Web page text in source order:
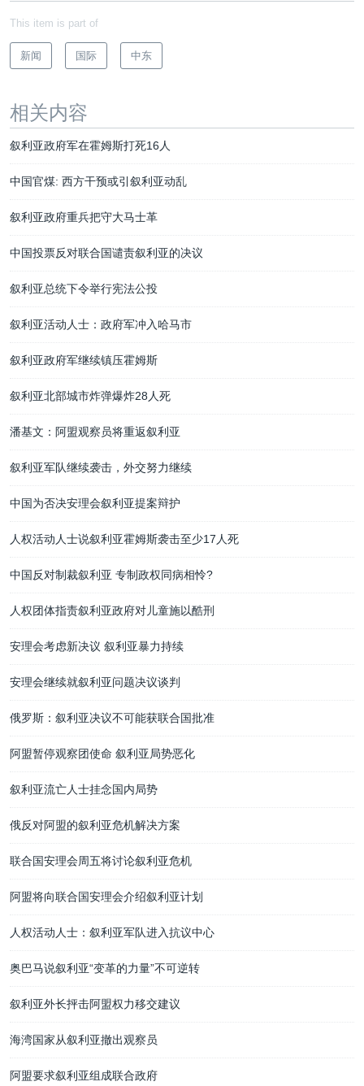
This item is part of
新闻 国际 中东
相关内容
叙利亚政府军在霍姆斯打死16人
中国官煤: 西方干预或引叙利亚动乱
叙利亚政府重兵把守大马士革
中国投票反对联合国谴责叙利亚的决议
叙利亚总统下令举行宪法公投
叙利亚活动人士：政府军冲入哈马市
叙利亚政府军继续镇压霍姆斯
叙利亚北部城市炸弹爆炸28人死
潘基文：阿盟观察员将重返叙利亚
叙利亚军队继续袭击，外交努力继续
中国为否决安理会叙利亚提案辩护
人权活动人士说叙利亚霍姆斯袭击至少17人死
中国反对制裁叙利亚 专制政权同病相怜?
人权团体指责叙利亚政府对儿童施以酷刑
安理会考虑新决议 叙利亚暴力持续
安理会继续就叙利亚问题决议谈判
俄罗斯：叙利亚决议不可能获联合国批准
阿盟暂停观察团使命 叙利亚局势恶化
叙利亚流亡人士挂念国内局势
俄反对阿盟的叙利亚危机解决方案
联合国安理会周五将讨论叙利亚危机
阿盟将向联合国安理会介绍叙利亚计划
人权活动人士：叙利亚军队进入抗议中心
奥巴马说叙利亚“变革的力量”不可逆转
叙利亚外长抨击阿盟权力移交建议
海湾国家从叙利亚撤出观察员
阿盟要求叙利亚组成联合政府